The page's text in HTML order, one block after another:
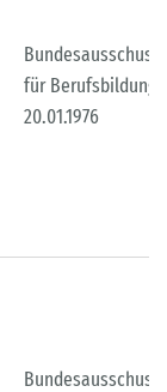
Bundesausschuss
für Berufsbildung
20.01.1976
Bundesausschuss